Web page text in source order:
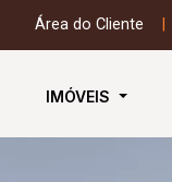
Área do Cliente
IMÓVEIS